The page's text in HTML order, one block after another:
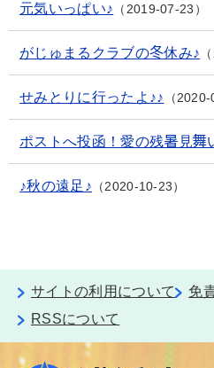
元気いっぱい♪ 2019-07-23
がじゅまるクラブの冬休み♪
せみとりに行ったよ♪♪
ポストへ投函！愛の残暑見舞
♪秋の遠足♪ 2020-10-23
サイトの利用について 免
RSSについて